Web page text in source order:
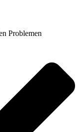
Problemen